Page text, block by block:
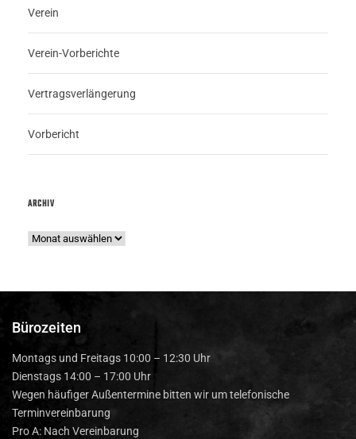
Verein
Verein-Vorberichte
Vertragsverlängerung
Vorbericht
ARCHIV
Bürozeiten
Montags und Freitags 10:00 – 12:30 Uhr
Dienstags 14:00 – 17:00 Uhr
Wegen häufiger Außentermine bitten wir um telefonische
Terminvereinbarung
Pro A: Nach Vereinbarung